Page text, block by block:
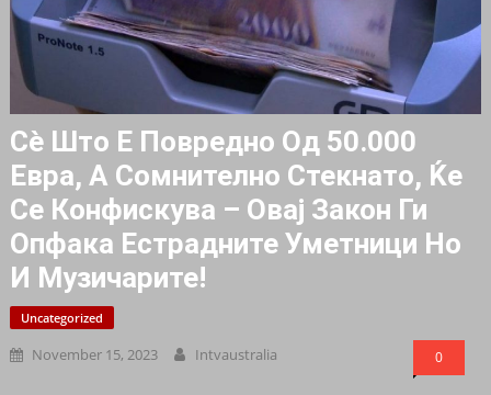
Сè Што Е Повредно Од 50.000
Евра, А Сомнително Стекнато, Ќе
Се Конфискува – Овај Закон Ги
Опфака Естрадните Уметници Но
И Музичарите!
Uncategorized
November 15, 2023 Intvaustralia 0